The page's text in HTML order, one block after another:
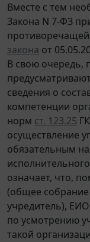
Вместе с тем
Закона N 7-ФЗ
закона от
В свою очередь,
сведения о
компетенции
норм ст. 123.25
осуществление
обязательным
означает, что,
(общее
учредитель),
по усмотрению
такой